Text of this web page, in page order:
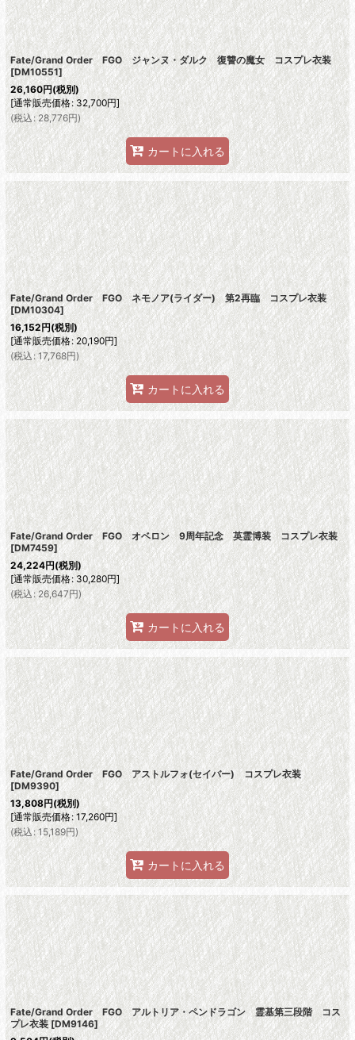
Fate/Grand Order FGO ジャンヌ・ダルク 復讐の魔女 コスプレ衣装
[DM10551]
26,160円(税別)
[通常販売価格: 32,700円]
(税込 : 28,776円)
カートに入れる
Fate/Grand Order FGO ネモノア(ライダー) 第2再臨 コスプレ衣装
[DM10304]
16,152円(税別)
[通常販売価格: 20,190円]
(税込 : 17,768円)
カートに入れる
Fate/Grand Order FGO オベロン 9周年記念 英霊博装 コスプレ衣装
[DM7459]
24,224円(税別)
[通常販売価格: 30,280円]
(税込 : 26,647円)
カートに入れる
Fate/Grand Order FGO アストルフォ(セイバー) コスプレ衣装
[DM9390]
13,808円(税別)
[通常販売価格: 17,260円]
(税込 : 15,189円)
カートに入れる
Fate/Grand Order FGO アルトリア・ペンドラゴン 霊基第三段階 コス
プレ衣装 [DM9146]